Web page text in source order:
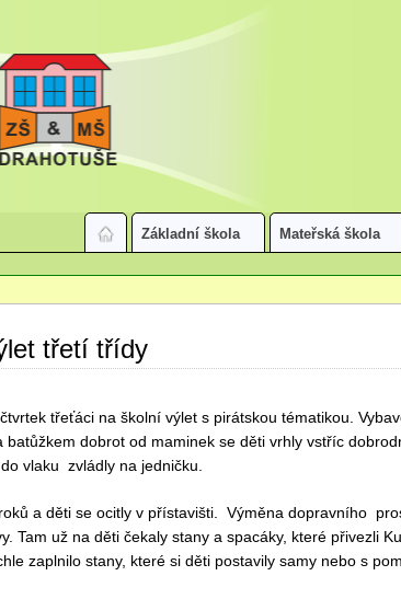
Základní škola Mateřská škola
třetí třídy
třeťáci na školní výlet s pirátskou tématikou.
dobrot od maminek se děti vrhly vstříc
vlaku zvládly na jedničku.
a děti se ocitly v přístavišti. Výměna dopravního
Tam už na děti čekaly stany a spacáky, které přivezli
zaplnilo stany, které si děti postavily samy nebo s